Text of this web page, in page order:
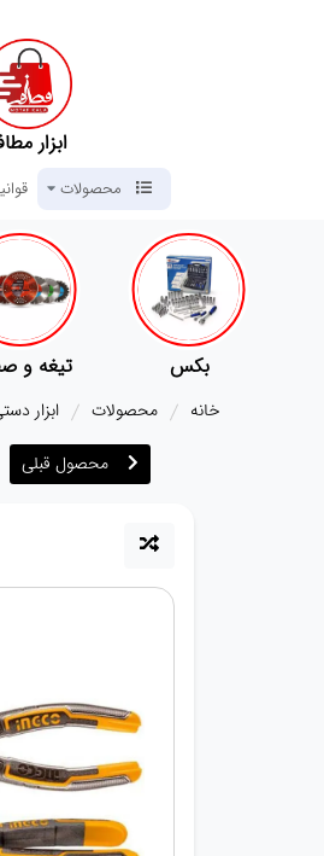
ابزار
محصولات
تیغه و صفحه
خانه محصولات ابزار
محصول قبلی